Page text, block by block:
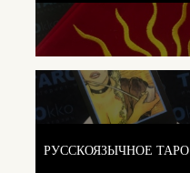
РУССКОЯЗЫЧНОЕ ТАРО